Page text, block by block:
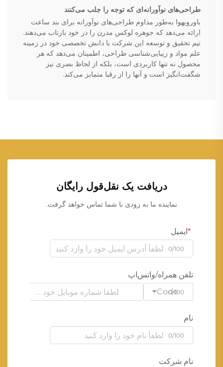
طراحی‌های نوآورانه‌ای که توجه را جلب می‌کنند
باورویهوا به‌طور مداوم طراحی‌های نوآورانه برای بند ساعت
ارائه می‌دهد که جوهره لوکس مدرن را در خود بازتاب می‌دهند.
تیم تحقیق و توسعه این شرکت با دانش تخصصی خود در زمینه
علم مواد و زیبایی‌شناسی طراحی، اطمینان می‌دهد که هر
محصول نه تنها کاربردی است، بلکه از لحاظ بصری نیز
شگفت‌انگیز است و آنها را از رقبا متمایز می‌کند.
دریافت یک نقل‌قول رایگان
نماینده ما به زودی با شما تماس خواهد گرفت.
ایمیل
0/100
تلفن همراه/واتس‌اپ
Code
0/100
نام
0/100
نام شرکت